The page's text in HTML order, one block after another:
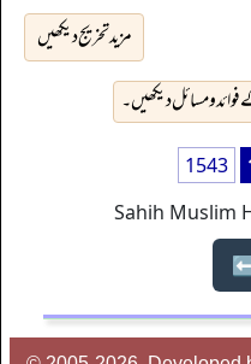
مزید تخریج دیکھیں
و مسائل دیکھیں۔
1543
Sahih Muslim